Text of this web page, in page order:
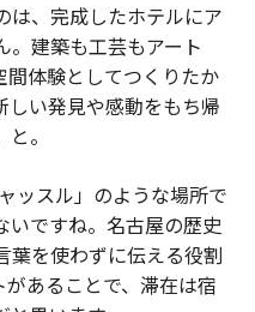
は、完成したホテルにア
。建築も工芸もアート
間体験としてつくりたか
しい発見や感動をもち帰
。
ッスル」のような場所で
いですね。名古屋の歴史
葉を使わずに伝える役割
あることで、滞在は宿